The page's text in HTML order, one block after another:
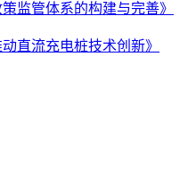
监管体系的构建与完善》
直流充电桩技术创新》